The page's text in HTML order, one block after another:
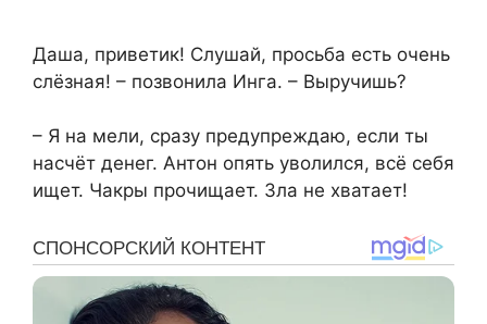
Даша, приветик! Слушай, просьба есть очень
слёзная! – позвонила Инга. – Выручишь?
– Я на мели, сразу предупреждаю, если ты
насчёт денег. Антон опять уволился, всё себя
ищет. Чакры прочищает. Зла не хватает!